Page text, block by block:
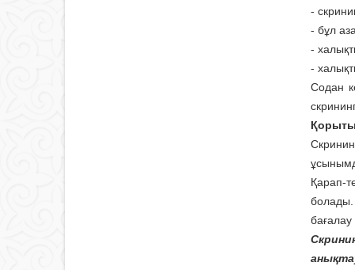
-
- бұл
-
-
Содан
Қарап-
болады.